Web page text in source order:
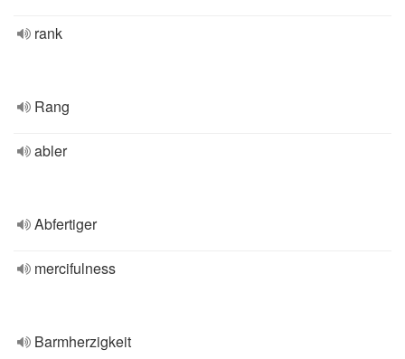
rank
Rang
abler
Abfertiger
mercifulness
Barmherzigkeit